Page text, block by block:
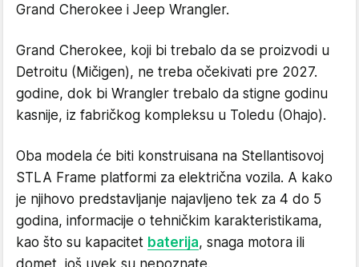
Grand Cherokee i Jeep Wrangler.
Grand Cherokee, koji bi trebalo da se proizvodi u
Detroitu (Mičigen), ne treba očekivati pre 2027.
godine, dok bi Wrangler trebalo da stigne godinu
kasnije, iz fabričkog kompleksu u Toledu (Ohajo).
Oba modela će biti konstruisana na Stellantisovoj
STLA Frame platformi za električna vozila. A kako
je njihovo predstavljanje najavljeno tek za 4 do 5
godina, informacije o tehničkim karakteristikama,
kao što su kapacitet baterija, snaga motora ili
domet, još uvek su nepoznate.